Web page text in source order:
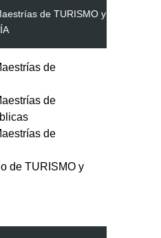
de TURISMO y
de
de
de
de TURISMO y